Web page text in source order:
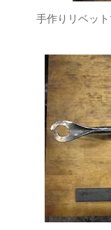
手作りリベッ